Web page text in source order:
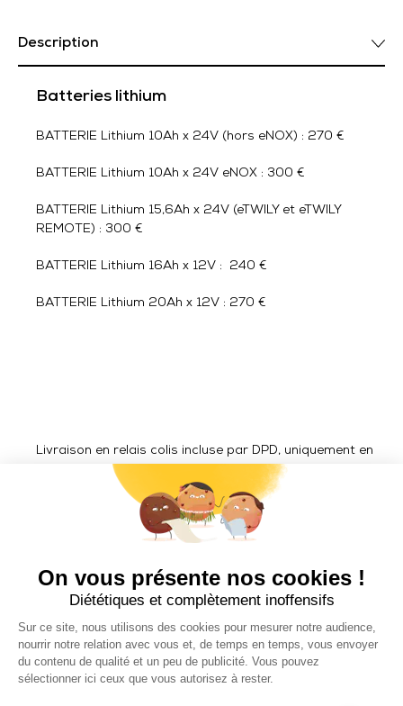
Description
Batteries lithium
BATTERIE Lithium 10Ah x 24V (hors eNOX) : 270 €
BATTERIE Lithium 10Ah x 24V eNOX : 300 €
BATTERIE Lithium 15,6Ah x 24V (eTWILY et eTWILY
REMOTE) : 300 €
BATTERIE Lithium 16Ah x 12V : 240 €
BATTERIE Lithium 20Ah x 12V : 270 €
Livraison en relais colis incluse par DPD, uniquement en
France métropolitaine.
Livraison ACCESSOIRES hors France métropolitaine en
zone Euro : 25 € TTC